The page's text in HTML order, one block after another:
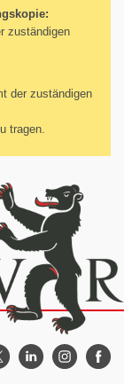
zuständigen
der zuständigen
tragen.